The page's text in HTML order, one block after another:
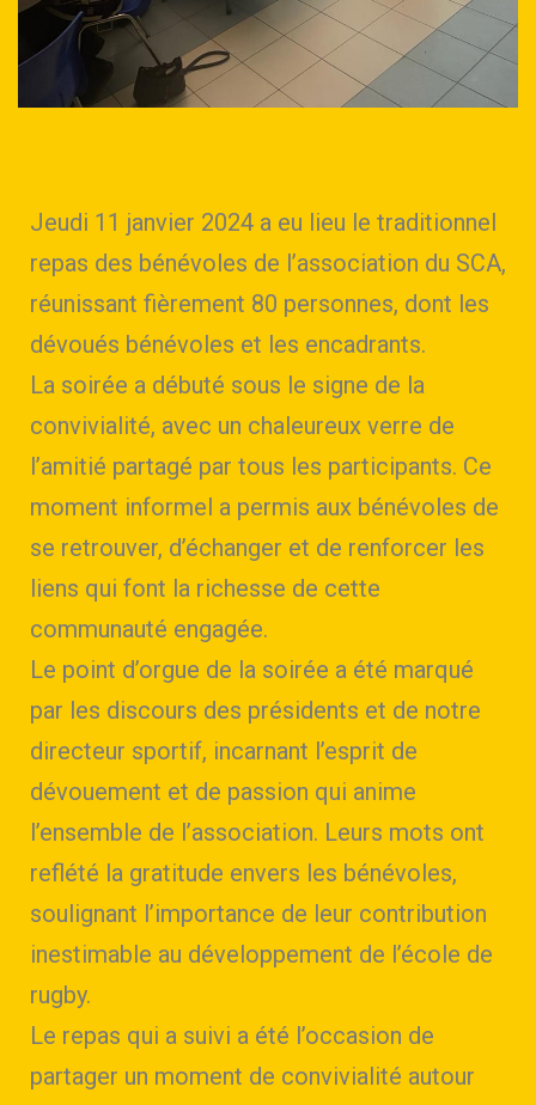
Jeudi 11 janvier 2024 a eu lieu le traditionnel
repas des bénévoles de l’association du SCA,
réunissant fièrement 80 personnes, dont les
dévoués bénévoles et les encadrants.
La soirée a débuté sous le signe de la
convivialité, avec un chaleureux verre de
l’amitié partagé par tous les participants. Ce
moment informel a permis aux bénévoles de
se retrouver, d’échanger et de renforcer les
liens qui font la richesse de cette
communauté engagée.
Le point d’orgue de la soirée a été marqué
par les discours des présidents et de notre
directeur sportif, incarnant l’esprit de
dévouement et de passion qui anime
l’ensemble de l’association. Leurs mots ont
reflété la gratitude envers les bénévoles,
soulignant l’importance de leur contribution
inestimable au développement de l’école de
rugby.
Le repas qui a suivi a été l’occasion de
partager un moment de convivialité autour